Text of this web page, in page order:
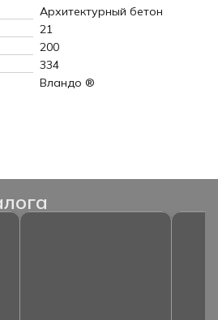
Архитектурный бетон
21
200
334
Вландо ®